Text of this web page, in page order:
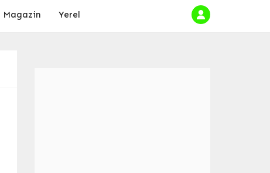
Magazin Yerel